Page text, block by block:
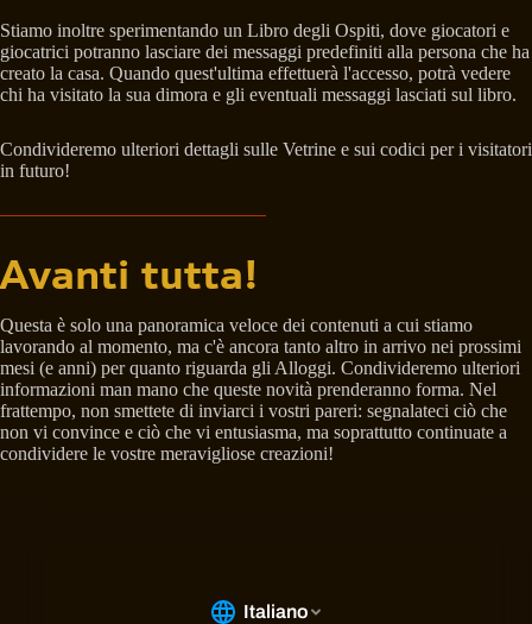
Stiamo inoltre sperimentando un Libro degli Ospiti, dove giocatori e
giocatrici potranno lasciare dei messaggi predefiniti alla persona che ha
creato la casa. Quando quest'ultima effettuerà l'accesso, potrà vedere
chi ha visitato la sua dimora e gli eventuali messaggi lasciati sul libro.
Condivideremo ulteriori dettagli sulle Vetrine e sui codici per i visitatori
in futuro!
Avanti tutta!
Questa è solo una panoramica veloce dei contenuti a cui stiamo
lavorando al momento, ma c'è ancora tanto altro in arrivo nei prossimi
mesi (e anni) per quanto riguarda gli Alloggi. Condivideremo ulteriori
informazioni man mano che queste novità prenderanno forma. Nel
frattempo, non smettete di inviarci i vostri pareri: segnalateci ciò che
non vi convince e ciò che vi entusiasma, ma soprattutto continuate a
condividere le vostre meravigliose creazioni!